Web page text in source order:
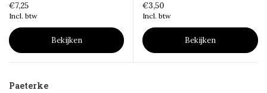
€7,25
Incl. btw
Bekijken
€3,50
Incl. btw
Bekijken
Paeterke